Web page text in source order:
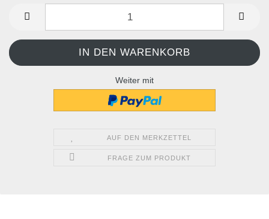
Weiter mit
AUF DEN MERKZETTEL
FRAGE ZUM PRODUKT